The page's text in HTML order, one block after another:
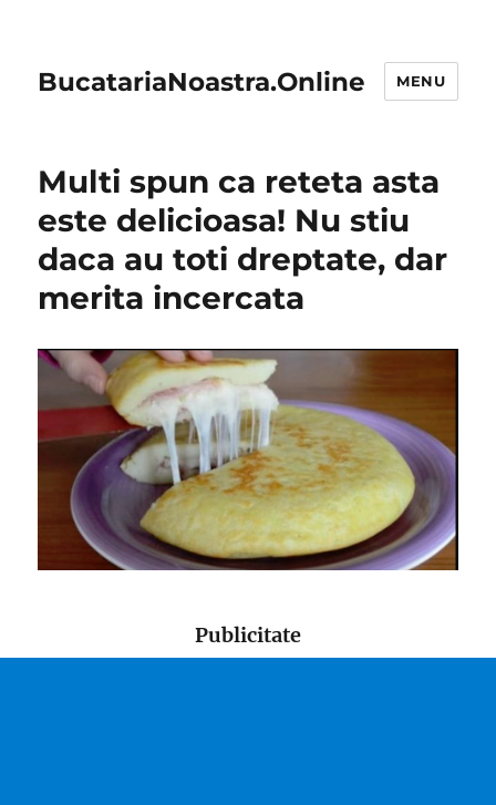
BucatariaNoastra.Online MENU
Multi spun ca reteta asta
este delicioasa! Nu stiu
daca au toti dreptate, dar
merita incercata
Publicitate